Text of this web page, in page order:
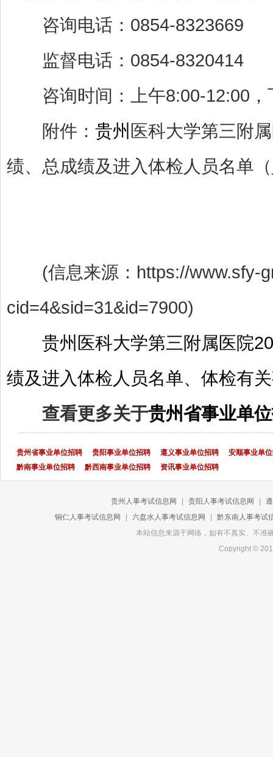
咨询电话：0854-8323669
监督电话：0854-8320414
咨询时间：上午8:00-12:00，
附件： 贵州 医科大学第三附
绩、总成绩及进入体检人员名单（
(信息来源：https://www.sfy-
cid=4&sid=31&id=7900)
贵州医科大学第三附属医院
绩及进入体检人员名单、体检有
查看更多关于贵州省事业单
贵州省事业单位招聘 贵阳事业单位招聘 遵义事业单位招聘
安顺事业单
黔南事业单位招聘
黔西南事业单位招聘 资讯事业单位招聘
贵州人事考试信息网 贵阳人事考试信息网
铜仁人事考试信息网
六盘水人事考试信息网
黔东南人事考试
本站信息来源于网络，如有不真实、不
Copyright ©